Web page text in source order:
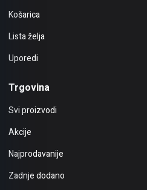
Košarica
Lista želja
Uporedi
Trgovina
Svi proizvodi
Akcije
Najprodavanije
Zadnje dodano